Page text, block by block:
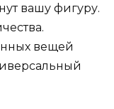
вашу фигуру.
вещей